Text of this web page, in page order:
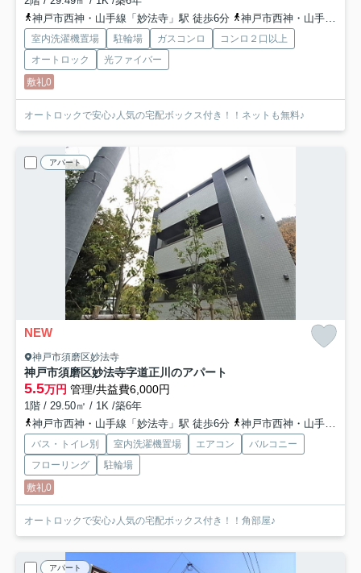
神戸市西神・山手線「妙法寺」駅 徒歩6分
神戸市西神・山手線「名谷」駅 徒歩24分
室内洗濯機置場 駐輪場 ガスコンロ
コンロ２口以上
オートロック
光ファイバー
敷礼0
オートロックで安心♪人気の宅配ボックス付き！！ネットも無料♪
アパート
NEW
神戸市須磨区妙法寺
神戸市須磨区妙法寺字道正川のアパート
5.5万円 管理/共益費6,000円
1階 / 29.50㎡ / 1K /築6年
神戸市西神・山手線「妙法寺」駅 徒歩6分
神戸市西神・山手線「名谷」駅 徒歩24分
バス・トイレ別 室内洗濯機置場 エアコン
バルコニー
フローリング
駐輪場
敷礼0
オートロックで安心♪人気の宅配ボックス付き！！角部屋♪
アパート